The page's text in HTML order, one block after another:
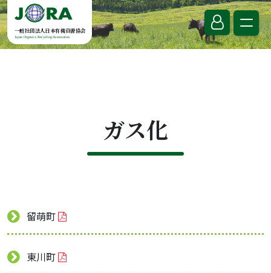
Skip to content
一般社団法人日本有機資源協会
Japan Organics Recycling Association
ガス化
留萌町
東川町